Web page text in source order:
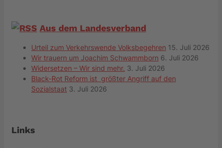
Aus dem Landesverband
Urteil zum Verkehrswende Volksbegehren 15. Juli 2026
Wir trauern um Joachim Schwammborn 6. Juli 2026
Widersetzen – Wir sind mehr. 3. Juli 2026
Black-Rot Reform ist größter Angriff auf den
Sozialstaat 3. Juli 2026
Links